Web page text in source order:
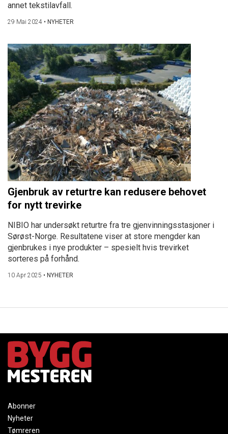
annet tekstilavfall.
29 Mai 2024 • NYHETER
Gjenbruk av returtre kan redusere behovet
for nytt trevirke
NIBIO har undersøkt returtre fra tre gjenvinningsstasjoner i
Sørøst-Norge. Resultatene viser at store mengder kan
gjenbrukes i nye produkter – spesielt hvis trevirket
sorteres på forhånd.
10 Apr 2025 • NYHETER
Abonner
Nyheter
Tømreren